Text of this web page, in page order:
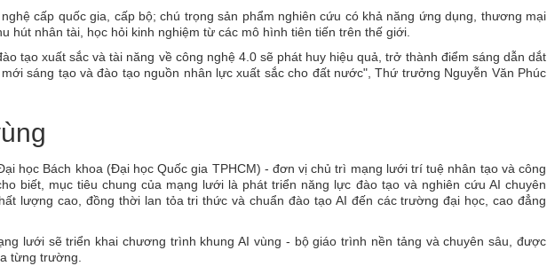
cấp quốc gia, cấp bộ; chú trọng sản phẩm nghiên cứu có khả năng ứng dụng, thương mại
hút nhân tài, học hỏi kinh nghiệm từ các mô hình tiên tiến trên thế giới.
tạo xuất sắc và tài năng về công nghệ 4.0 sẽ phát huy hiệu quả, trở thành điểm sáng dẫn dắt
sáng tạo và đào tạo nguồn nhân lực xuất sắc cho đất nước", Thứ trưởng Nguyễn Văn Phúc
học Bách khoa (Đại học Quốc gia TPHCM) - đơn vị chủ trì mạng lưới trí tuệ nhân tạo và công
biết, mục tiêu chung của mạng lưới là phát triển năng lực đào tạo và nghiên cứu AI chuyên
lượng cao, đồng thời lan tỏa tri thức và chuẩn đào tạo AI đến các trường đại học, cao đẳng
lưới sẽ triển khai chương trình khung AI vùng - bộ giáo trình nền tảng và chuyên sâu, được
từng trường.